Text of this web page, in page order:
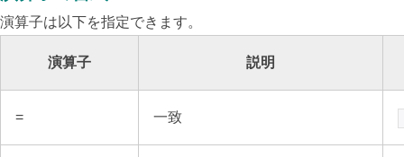
演算子は以下を指定できます。
演算子 説明
= 一致